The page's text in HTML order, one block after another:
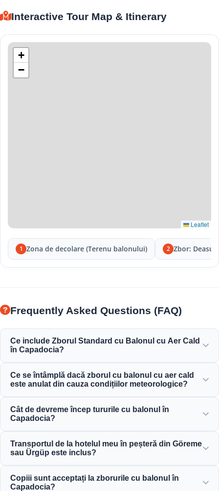
Interactive Tour Map & Itinerary
+
−
Leaflet
1 Zona de decolare (Terenu balonului) 2 Zbor:
Frequently Asked Questions (FAQ)
Ce include Zborul Standard cu Balonul cu Aer Cald
în Capadocia?
dejun ușor înainte de zbor, un zbor cu balonul de 1 oră
deasupra coșurilor de zâne, o sărbătoare cu șampanie și
Ce se întâmplă dacă zborul cu balonul cu aer cald
este anulat din cauza condițiilor meteorologice?
anulării zborurilor din cauza vântului sau a condițiilor
meteorologice, veți primi o rambursare completă sau o
Cât de devreme încep tururile cu balonul în
Capadocia?
obicei înainte de zori (între 4:30 și 5:30 dimineața, în
funcție de sezon), pentru a surprinde frumosul răsărit de
Transportul de la hotelul meu în peșteră din Göreme
sau Ürgüp este inclus?
Göreme, Ürgüp, Uçhisar, Avanos și Ortahisar sunt complet
Copiii sunt acceptați la zborurile cu balonul în
Capadocia?